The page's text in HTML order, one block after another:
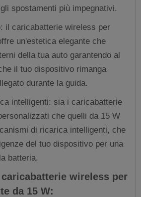
spostamenti più impegnativi.
il caricabatterie wireless per
un'estetica elegante che
della tua auto garantendo al
il tuo dispositivo rimanga
durante la guida.
intelligenti: sia i caricabatterie
che quelli da 15 W
di ricarica intelligenti, che
del tuo dispositivo per una
batteria.
wireless per
da 15 W: